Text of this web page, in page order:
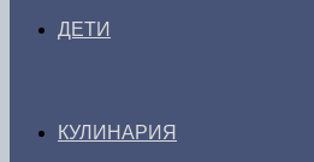
ДЕТИ
КУЛИНАРИЯ